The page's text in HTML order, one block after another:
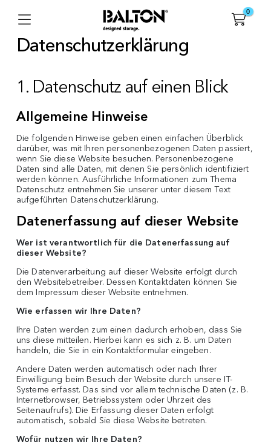
0
Datenschutzerklärung
1. Datenschutz auf einen Blick
Allgemeine Hinweise
Die folgenden Hinweise geben einen einfachen Überblick
darüber, was mit Ihren personenbezogenen Daten passiert,
wenn Sie diese Website besuchen. Personenbezogene
Daten sind alle Daten, mit denen Sie persönlich identifiziert
werden können. Ausführliche Informationen zum Thema
Datenschutz entnehmen Sie unserer unter diesem Text
aufgeführten Datenschutzerklärung.
Datenerfassung auf dieser Website
Wer ist verantwortlich für die Datenerfassung auf
dieser Website?
Die Datenverarbeitung auf dieser Website erfolgt durch
den Websitebetreiber. Dessen Kontaktdaten können Sie
dem Impressum dieser Website entnehmen.
Wie erfassen wir Ihre Daten?
Ihre Daten werden zum einen dadurch erhoben, dass Sie
uns diese mitteilen. Hierbei kann es sich z. B. um Daten
handeln, die Sie in ein Kontaktformular eingeben.
Andere Daten werden automatisch oder nach Ihrer
Einwilligung beim Besuch der Website durch unsere IT-
Systeme erfasst. Das sind vor allem technische Daten (z. B.
Internetbrowser, Betriebssystem oder Uhrzeit des
Seitenaufrufs). Die Erfassung dieser Daten erfolgt
automatisch, sobald Sie diese Website betreten.
Wofür nutzen wir Ihre Daten?